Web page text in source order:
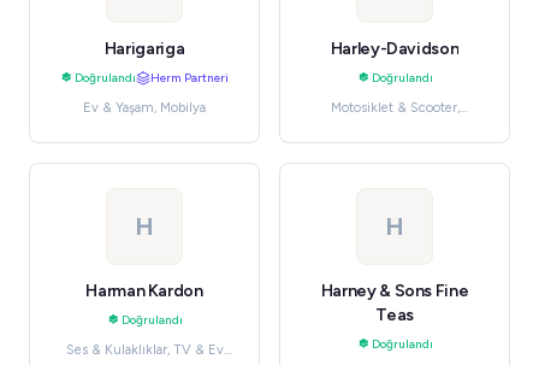
Harigariga
Doğrulandı
Herm Partneri
Ev & Yaşam, Mobilya
Harley-Davidson
Doğrulandı
Motosiklet & Scooter,
H
Harman Kardon
Doğrulandı
Ses & Kulaklıklar, TV & Ev
H
Harney & Sons Fine
Teas
Doğrulandı